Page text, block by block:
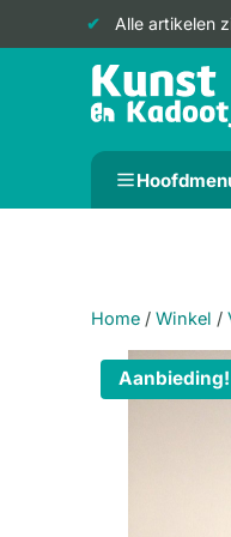
Alle artikelen
Doorgaan
Home / Winkel /
Aanbieding!